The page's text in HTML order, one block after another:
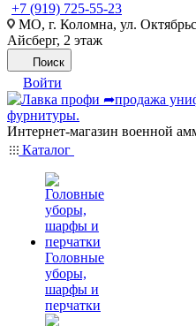
+7 (919) 725-55-23
МО, г. Коломна, ул.
Айсберг, 2 этаж
Поиск
Войти
Интернет-магазин военной
Каталог
Головные
уборы,
шарфы и
перчатки